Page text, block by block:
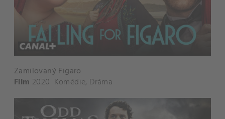
Zamilovaný Figaro
Film 2020 Komédie, Dráma